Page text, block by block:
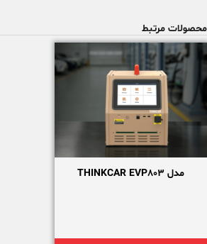
محصولات مرتبط
مدل THINKCAR EVP803